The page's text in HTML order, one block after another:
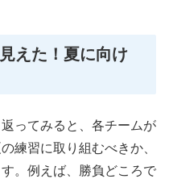
えた！夏に向け
ってみると、各チームが
練習に取り組むべきか、
。例えば、勝負どころで